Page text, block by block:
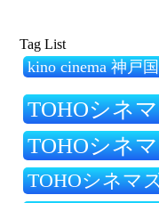
Tag List
kino cinema 神戸
TOHOシネ
TOHOシネ
TOHOシネマ